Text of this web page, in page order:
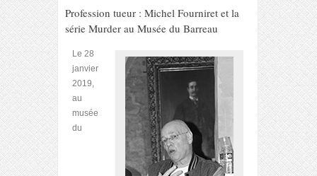
Profession tueur : Michel Fourniret et la
série Murder au Musée du Barreau
Le 28
janvier
2019,
au
musée
du